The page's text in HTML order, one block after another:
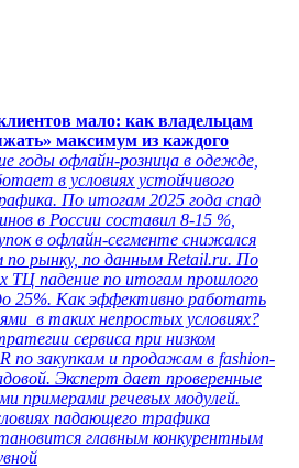
мало: как владельцам
максимум из каждого
годы офлайн-розница в одежде,
в условиях устойчивого
По итогам 2025 года спад
в России составил 8-15 %,
в офлайн-сегменте снижался
по рынку, по данным Retail.ru. По
ТЦ падение по итогам прошлого
25%. Как эффективно работать
в таких непростых условиях?
сервиса при низком
по закупкам и продажам в fashion-
Эксперт дает проверенные
примерами речевых модулей.
падающего трафика
главным конкурентным